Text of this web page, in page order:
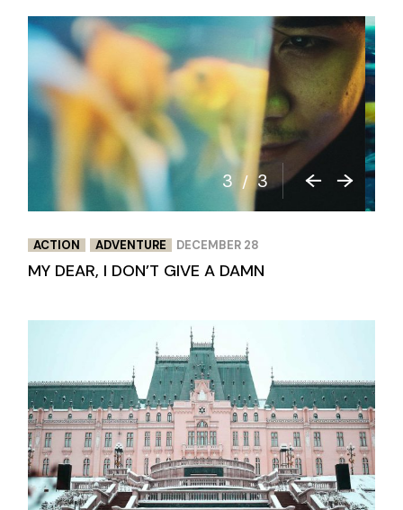
3 / 3
ACTION ADVENTURE DECEMBER 28
MY DEAR, I DON’T GIVE A DAMN